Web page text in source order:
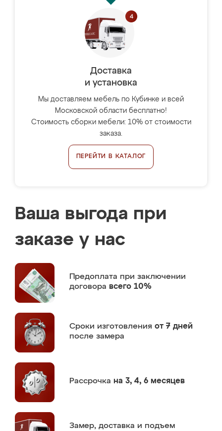
Доставка
и установка
Мы доставляем мебель по Кубинке и всей
Московской области бесплатно!
Стоимость сборки мебели: 10% от стоимости
заказа.
ПЕРЕЙТИ В КАТАЛОГ
Ваша выгода при
заказе у нас
Предоплата при заключении
договора всего 10%
Сроки изготовления от 7 дней
после замера
Рассрочка на 3, 4, 6 месяцев
Замер, доставка и подъем